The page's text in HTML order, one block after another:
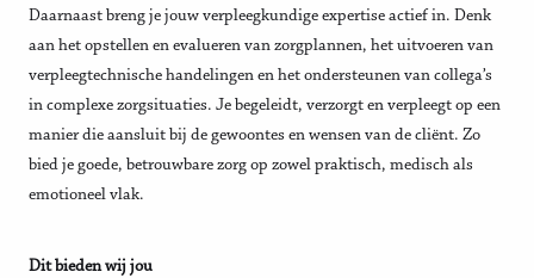
Daarnaast breng je jouw verpleegkundige expertise actief in. Denk
aan het opstellen en evalueren van zorgplannen, het uitvoeren van
verpleegtechnische handelingen en het ondersteunen van collega’s
in complexe zorgsituaties. Je begeleidt, verzorgt en verpleegt op een
manier die aansluit bij de gewoontes en wensen van de cliënt. Zo
bied je goede, betrouwbare zorg op zowel praktisch, medisch als
emotioneel vlak.
Dit bieden wij jou